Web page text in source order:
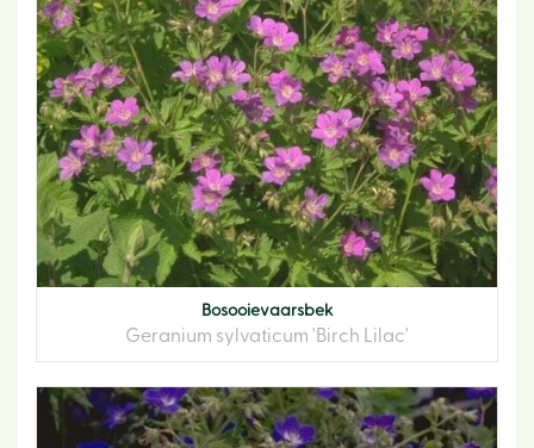
Bosooievaarsbek
Geranium sylvaticum 'Birch Lilac'